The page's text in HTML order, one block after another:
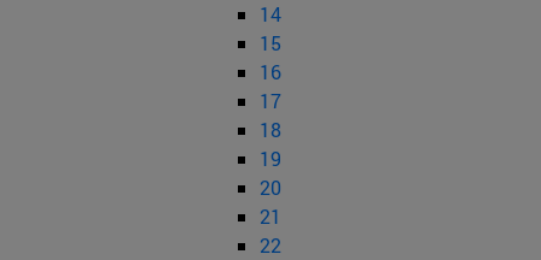
14
15
16
17
18
19
20
21
22